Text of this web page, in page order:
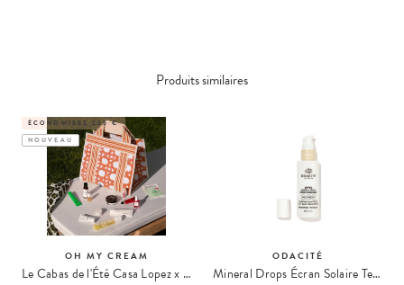
Produits similaires
ÉCONOMISEZ 235 €
NOUVEAU
OH MY CREAM
Le Cabas de l'Été Casa Lopez x Oh My Cream
ODACITÉ
Mineral Drops Écran Solaire Teinté SPF50